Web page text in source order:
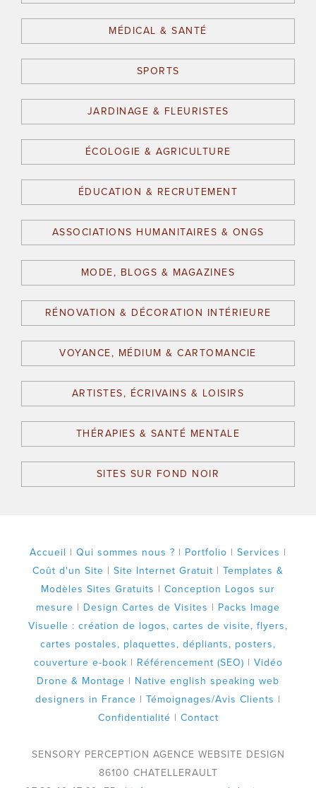
MÉDICAL & SANTÉ
SPORTS
JARDINAGE & FLEURISTES
ÉCOLOGIE & AGRICULTURE
ÉDUCATION & RECRUTEMENT
ASSOCIATIONS HUMANITAIRES & ONGS
MODE, BLOGS & MAGAZINES
RÉNOVATION & DÉCORATION INTÉRIEURE
VOYANCE, MÉDIUM & CARTOMANCIE
ARTISTES, ÉCRIVAINS & LOISIRS
THÉRAPIES & SANTÉ MENTALE
SITES SUR FOND NOIR
Accueil | Qui sommes nous ? | Portfolio | Services |
Coût d'un Site | Site Internet Gratuit | Templates &
Modèles Sites Gratuits | Conception Logos sur
mesure | Design Cartes de Visites | Packs Image
Visuelle : création de logos, cartes de visite, flyers,
cartes postales, plaquettes, dépliants, posters,
couverture e-book | Référencement (SEO) | Vidéo
Drone & Montage | Native english speaking web
designers in France | Témoignages/Avis Clients |
Confidentialité | Contact
SENSORY PERCEPTION AGENCE WEBSITE DESIGN
86100 CHATELLERAULT